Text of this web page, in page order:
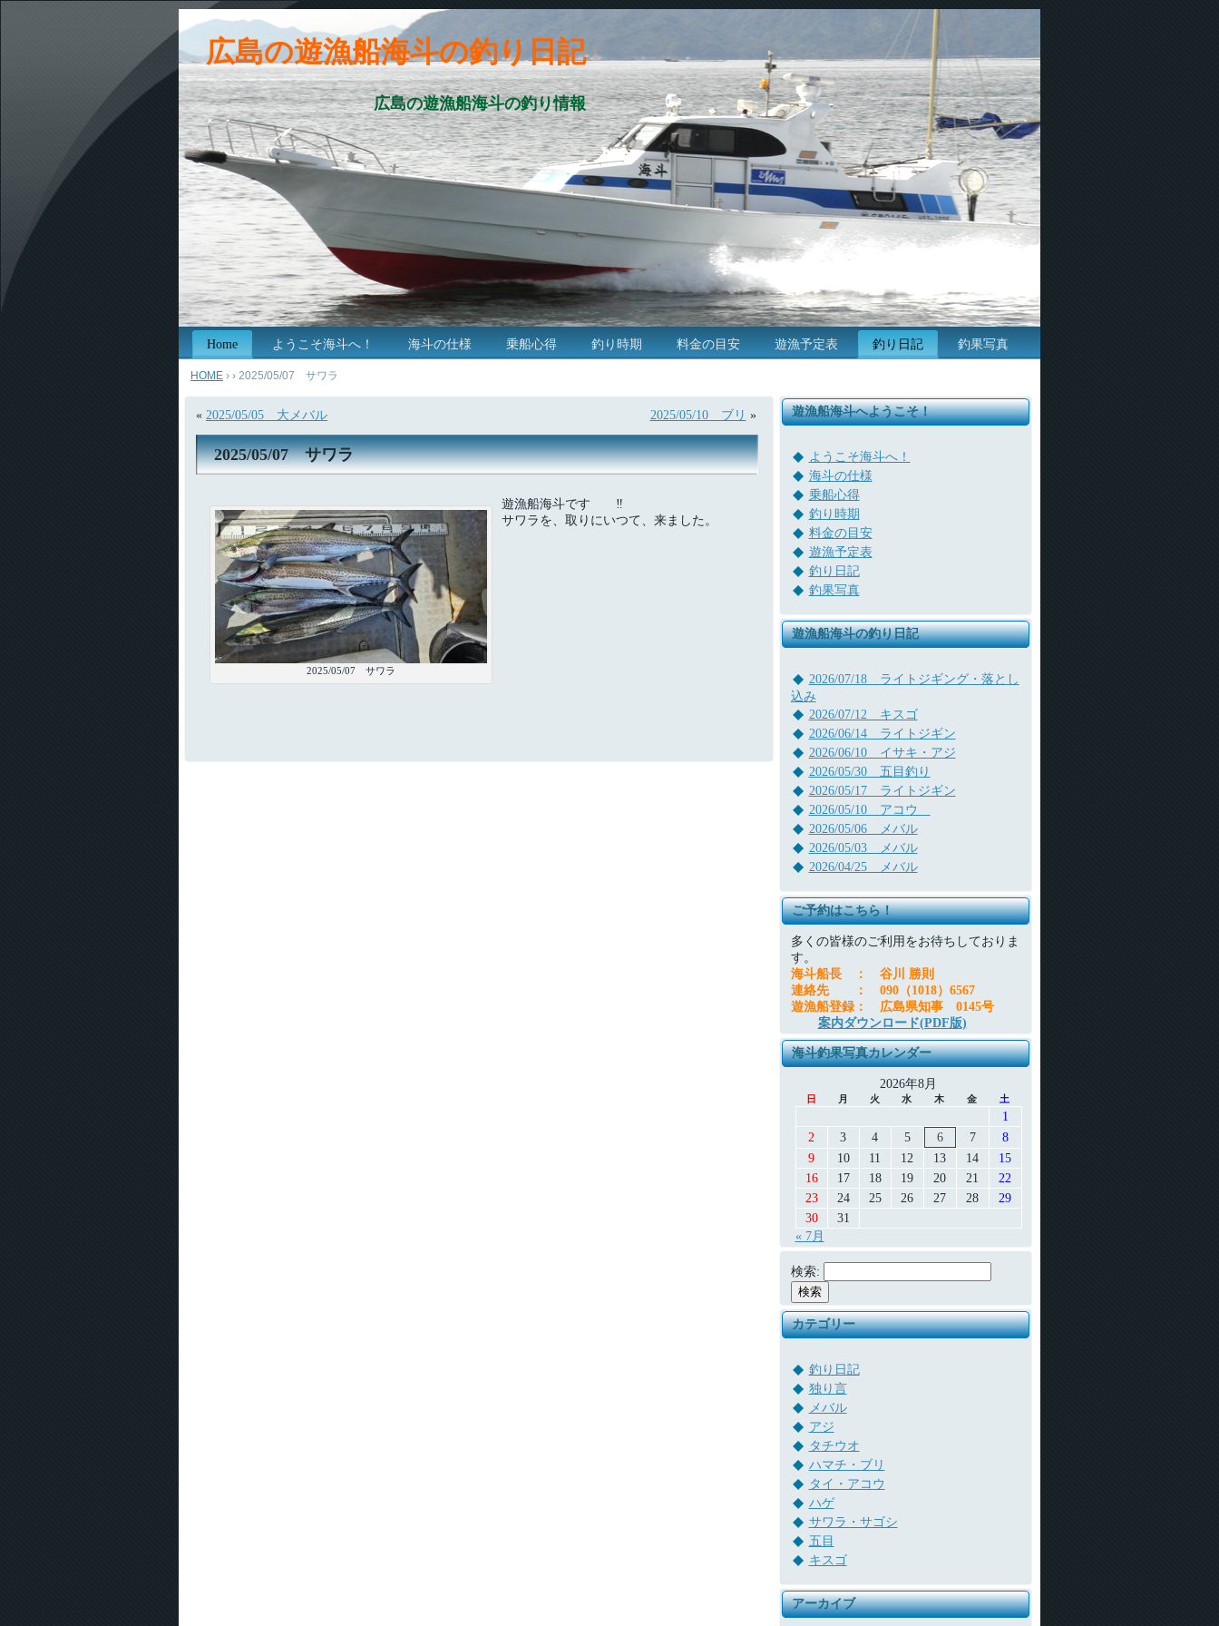
広島の遊漁船海斗の釣り日記
広島の遊漁船海斗の釣り情報
Home ようこそ海斗へ！ 海斗の仕様 乗船心得 釣り時期 料金の目安 遊漁予定表 釣り日記 釣果写真
HOME › › 2025/05/07 サワラ
« 2025/05/05 大メバル 2025/05/10 ブリ »
2025/05/07 サワラ
2025/05/07 サワラ
遊漁船海斗です ‼
サワラを、取りにいつて、来ました。
遊漁船海斗へようこそ！
ようこそ海斗へ！
海斗の仕様
乗船心得
釣り時期
料金の目安
遊漁予定表
釣り日記
釣果写真
遊漁船海斗の釣り日記
2026/07/18 ライトジギング・落とし
込み
2026/07/12 キスゴ
2026/06/14 ライトジギン
2026/06/10 イサキ・アジ
2026/05/30 五目釣り
2026/05/17 ライトジギン
2026/05/10 アコウ
2026/05/06 メバル
2026/05/03 メバル
2026/04/25 メバル
ご予約はこちら！
多くの皆様のご利用をお待ちしておりま
す。
海斗船長
：
谷川 勝則
連絡先
：
090（1018）6567
遊漁船登録：
広島県知事 0145号
案内ダウンロード(PDF版)
海斗釣果写真カレンダー
2026年8月
日 月 火 水 木 金 土
« 7月
1
2
3 4 5 6 7
8
9
10 11 12 13 14
15
16
17 18 19 20 21
22
23
24 25 26 27 28
29
30
31
検索:
カテゴリー
釣り日記
独り言
メバル
アジ
タチウオ
ハマチ・ブリ
タイ・アコウ
ハゲ
サワラ・サゴシ
五目
キスゴ
アーカイブ